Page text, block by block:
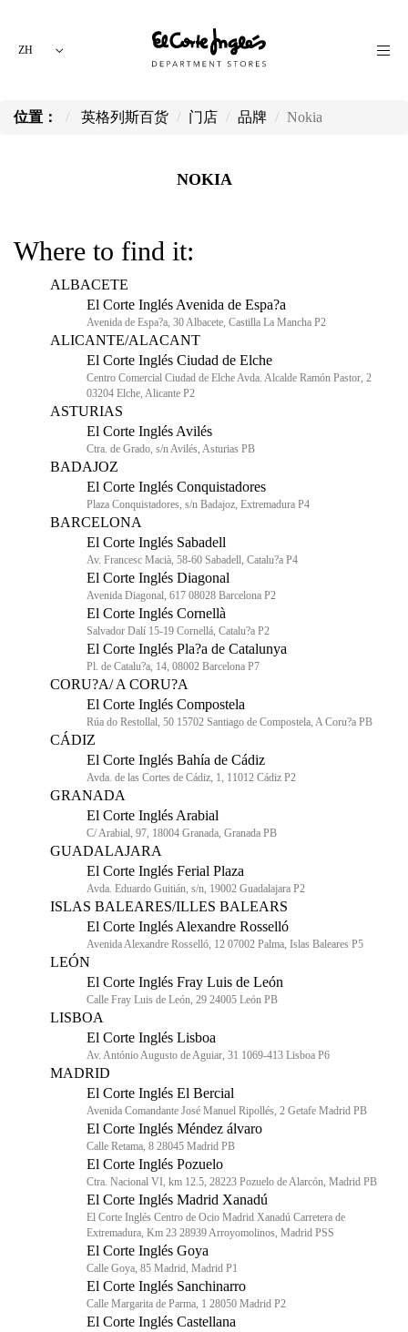
ZH
位置： 英格列斯百货 门店 品牌 Nokia
NOKIA
Where to find it:
ALBACETE
El Corte Inglés Avenida de Espa?a
Avenida de Espa?a, 30 Albacete, Castilla La Mancha P2
ALICANTE/ALACANT
El Corte Inglés Ciudad de Elche
Centro Comercial Ciudad de Elche Avda. Alcalde Ramón Pastor, 2
03204 Elche, Alicante P2
ASTURIAS
El Corte Inglés Avilés
Ctra. de Grado, s/n Avilés, Asturias PB
BADAJOZ
El Corte Inglés Conquistadores
Plaza Conquistadores, s/n Badajoz, Extremadura P4
BARCELONA
El Corte Inglés Sabadell
Av. Francesc Macià, 58-60 Sabadell, Catalu?a P4
El Corte Inglés Diagonal
Avenida Diagonal, 617 08028 Barcelona P2
El Corte Inglés Cornellà
Salvador Dalí 15-19 Cornellá, Catalu?a P2
El Corte Inglés Pla?a de Catalunya
Pl. de Catalu?a, 14, 08002 Barcelona P7
CORU?A/ A CORU?A
El Corte Inglés Compostela
Rúa do Restollal, 50 15702 Santiago de Compostela, A Coru?a PB
CÁDIZ
El Corte Inglés Bahía de Cádiz
Avda. de las Cortes de Cádiz, 1, 11012 Cádiz P2
GRANADA
El Corte Inglés Arabial
C/ Arabial, 97, 18004 Granada, Granada PB
GUADALAJARA
El Corte Inglés Ferial Plaza
Avda. Eduardo Guitián, s/n, 19002 Guadalajara P2
ISLAS BALEARES/ILLES BALEARS
El Corte Inglés Alexandre Rosselló
Avenida Alexandre Rosselló, 12 07002 Palma, Islas Baleares P5
LEÓN
El Corte Inglés Fray Luis de León
Calle Fray Luis de León, 29 24005 León PB
LISBOA
El Corte Inglés Lisboa
Av. António Augusto de Aguiar, 31 1069-413 Lisboa P6
MADRID
El Corte Inglés El Bercial
Avenida Comandante José Manuel Ripollés, 2 Getafe Madrid PB
El Corte Inglés Méndez álvaro
Calle Retama, 8 28045 Madrid PB
El Corte Inglés Pozuelo
Ctra. Nacional VI, km 12.5, 28223 Pozuelo de Alarcón, Madrid PB
El Corte Inglés Madrid Xanadú
El Corte Inglés Centro de Ocio Madrid Xanadú Carretera de
Extremadura, Km 23 28939 Arroyomolinos, Madrid PSS
El Corte Inglés Goya
Calle Goya, 85 Madrid, Madrid P1
El Corte Inglés Sanchinarro
Calle Margarita de Parma, 1 28050 Madrid P2
El Corte Inglés Castellana